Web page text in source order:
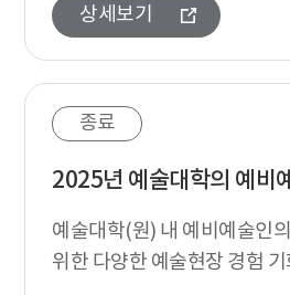
상세보기
종료
예술대학(원) 내 예비예술인
위한 다양한 예술현장 경험